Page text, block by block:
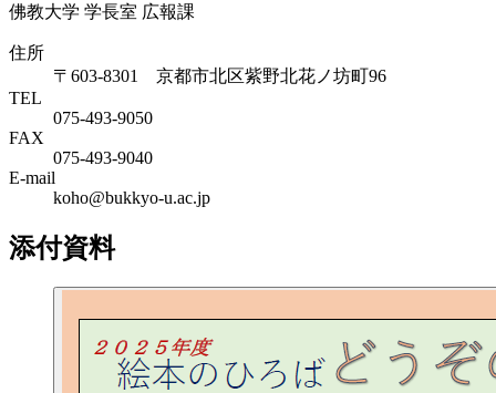
佛教大学 学長室 広報課
住所
〒603-8301 京都市北区紫野北花ノ坊町96
TEL
075-493-9050
FAX
075-493-9040
E-mail
koho@bukkyo-u.ac.jp
添付資料